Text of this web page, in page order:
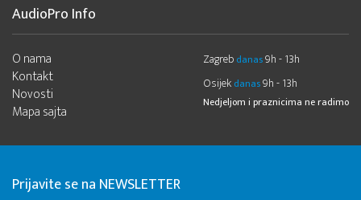
AudioPro Info
O nama
Kontakt
Novosti
Mapa sajta
Zagreb danas9h - 13h
Osijek danas9h - 13h
Nedjeljom i praznicima ne radimo
Prijavite se na NEWSLETTER